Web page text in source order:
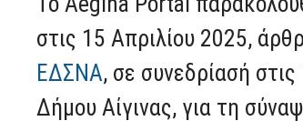
στις 15 Απριλίου 2025,
ΕΔΣΝΑ, σε συνεδρίασή
Δήμου Αίγινας, για τη